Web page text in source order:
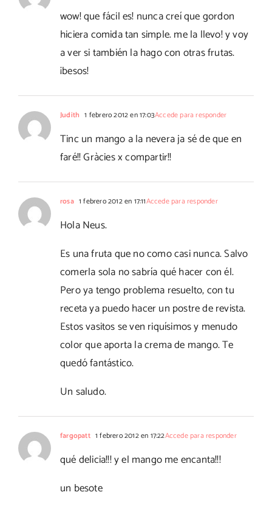
wow! que fácil es! nunca creí que gordon
hiciera comida tan simple. me la llevo! y voy
a ver si también la hago con otras frutas.
¡besos!
Judith 1 febrero 2012 en 17:03Accede para responder
Tinc un mango a la nevera ja sé de que en
faré!! Gràcies x compartir!!
rosa 1 febrero 2012 en 17:11Accede para responder
Hola Neus.
Es una fruta que no como casi nunca. Salvo
comerla sola no sabría qué hacer con él.
Pero ya tengo problema resuelto, con tu
receta ya puedo hacer un postre de revista.
Estos vasitos se ven riquísimos y menudo
color que aporta la crema de mango. Te
quedó fantástico.
Un saludo.
fargopatt 1 febrero 2012 en 17:22Accede para responder
qué delicia!!! y el mango me encanta!!!
un besote